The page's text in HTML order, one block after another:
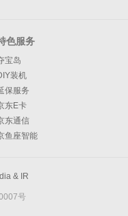
色服务
宝岛
装机
保服务
东E卡
东通信
鱼座智能
& IR
号